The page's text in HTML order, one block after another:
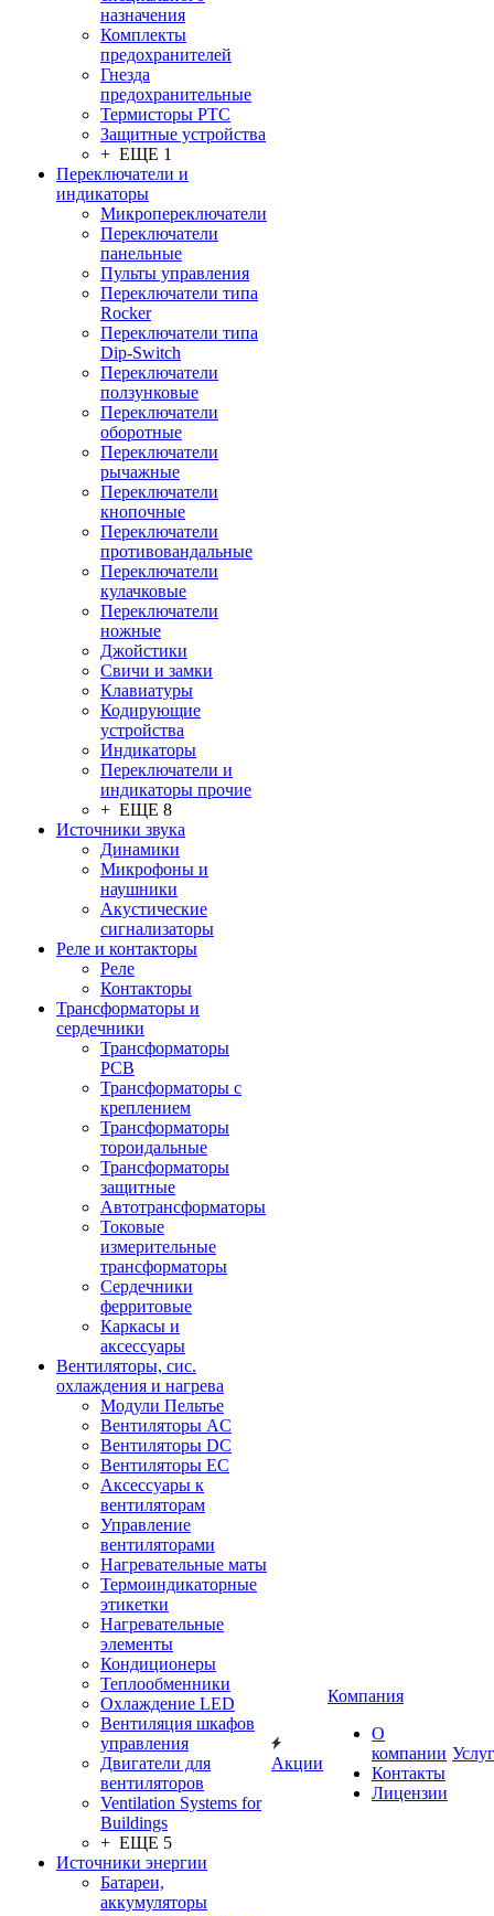
назначения
Комплекты
предохранителей
Гнезда
предохранительные
Термисторы PTC
Защитные устройства
+ ЕЩЕ 1
Переключатели и
индикаторы
Микропереключатели
Переключатели
панельные
Пульты управления
Переключатели типа
Rocker
Переключатели типа
Dip-Switch
Переключатели
ползунковые
Переключатели
оборотные
Переключатели
рычажные
Переключатели
кнопочные
Переключатели
противовандальные
Переключатели
кулачковые
Переключатели
ножные
Джойстики
Свичи и замки
Клавиатуры
Кодирующие
устройства
Индикаторы
Переключатели и
индикаторы прочие
+ ЕЩЕ 8
Источники звука
Динамики
Микрофоны и
наушники
Акустические
сигнализаторы
Реле и контакторы
Реле
Контакторы
Трансформаторы и
сердечники
Трансформаторы
PCB
Трансформаторы с
креплением
Трансформаторы
тороидальные
Трансформаторы
защитные
Автотрансформаторы
Токовые
измерительные
трансформаторы
Сердечники
ферритовые
Каркасы и
аксессуары
Вентиляторы, сис.
охлаждения и нагрева
Модули Пельтье
Вентиляторы AC
Вентиляторы DC
Вентиляторы EC
Аксессуары к
вентиляторам
Управление
вентиляторами
Нагревательные маты
Термоиндикаторные
этикетки
Нагревательные
элементы
Кондиционеры
Теплообменники
Охлаждение LED
Вентиляция шкафов
управления
Двигатели для
вентиляторов
Ventilation Systems for
Buildings
+ ЕЩЕ 5
Источники энергии
Батареи,
аккумуляторы
Акции
Компания
О
компании
Контакты
Лицензии